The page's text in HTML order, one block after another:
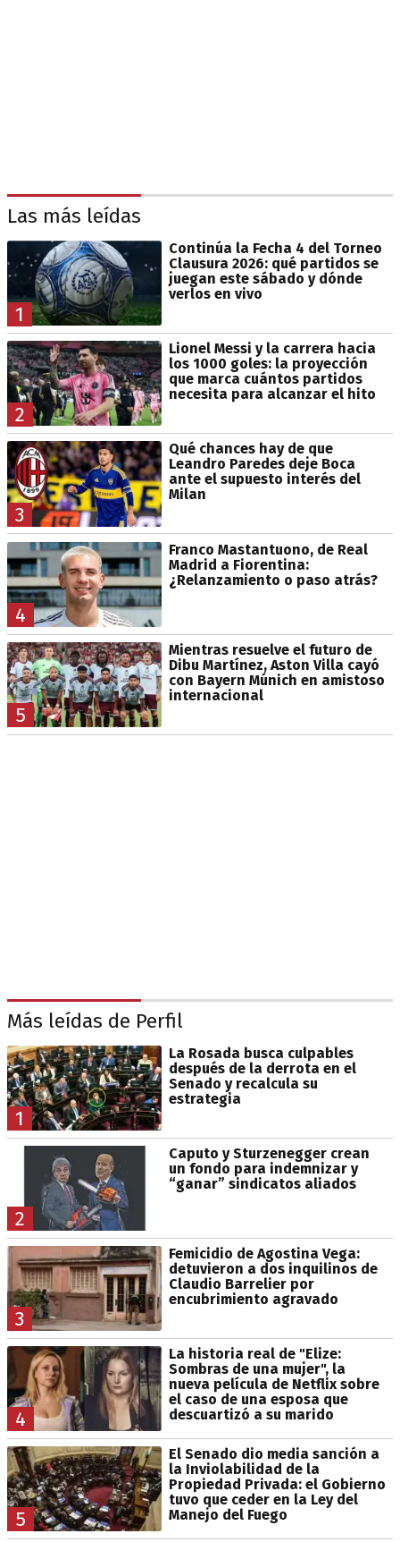
Las más leídas
1
Continúa la Fecha 4 del Torneo
Clausura 2026: qué partidos se
juegan este sábado y dónde
verlos en vivo
2
Lionel Messi y la carrera hacia
los 1000 goles: la proyección
que marca cuántos partidos
necesita para alcanzar el hito
3
Qué chances hay de que
Leandro Paredes deje Boca
ante el supuesto interés del
Milan
4
Franco Mastantuono, de Real
Madrid a Fiorentina:
¿Relanzamiento o paso atrás?
5
Mientras resuelve el futuro de
Dibu Martínez, Aston Villa cayó
con Bayern Múnich en amistoso
internacional
Más leídas de Perfil
1
La Rosada busca culpables
después de la derrota en el
Senado y recalcula su
estrategia
2
Caputo y Sturzenegger crean
un fondo para indemnizar y
“ganar” sindicatos aliados
3
Femicidio de Agostina Vega:
detuvieron a dos inquilinos de
Claudio Barrelier por
encubrimiento agravado
4
La historia real de "Elize:
Sombras de una mujer", la
nueva película de Netflix sobre
el caso de una esposa que
descuartizó a su marido
5
El Senado dio media sanción a
la Inviolabilidad de la
Propiedad Privada: el Gobierno
tuvo que ceder en la Ley del
Manejo del Fuego